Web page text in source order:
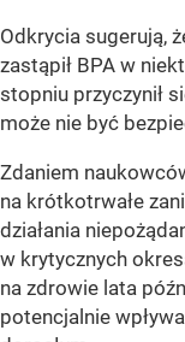
Odkrycia sugerują,
zastąpił BPA w
stopniu przyczynił
może nie być
Zdaniem
na krótkotrwałe
działania
w krytycznych
na zdrowie lata
potencjalnie